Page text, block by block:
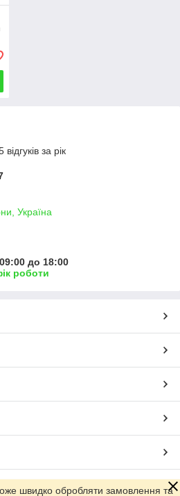
за рік
Україна
до 18:00
роботи
Prom.ua
швидко обробляти замовлення та